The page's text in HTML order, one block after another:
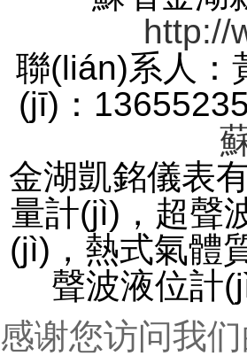
http://
聯(lián)系人：
(jī)：
金湖凱銘儀表
量計(jì)，超
(jì)，熱式氣體
聲波液位計
感谢您访问我